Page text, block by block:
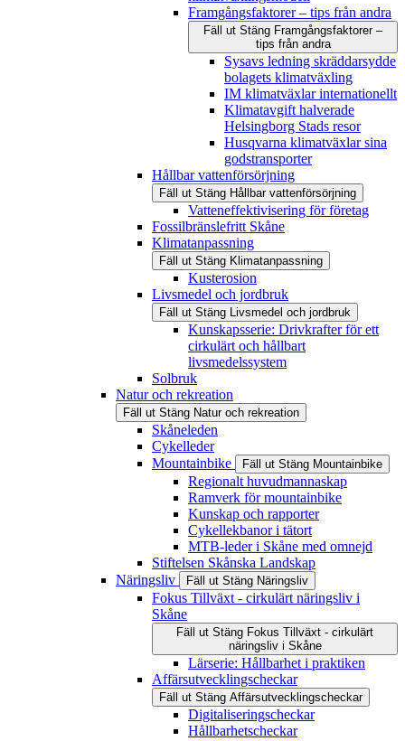
Framgångsfaktorer – tips från andra
Fäll ut Stäng Framgångsfaktorer –
tips från andra
Sysavs ledning skräddarsydde
bolagets klimatväxling
IM klimatväxlar internationellt
Klimatavgift halverade
Helsingborg Stads resor
Husqvarna klimatväxlar sina
godstransporter
Hållbar vattenförsörjning
Fäll ut Stäng Hållbar vattenförsörjning
Vatteneffektivisering för företag
Fossilbränslefritt Skåne
Klimatanpassning
Fäll ut Stäng Klimatanpassning
Kusterosion
Livsmedel och jordbruk
Fäll ut Stäng Livsmedel och jordbruk
Kunskapsserie: Drivkrafter för ett
cirkulärt och hållbart
livsmedelssystem
Solbruk
Natur och rekreation
Fäll ut Stäng Natur och rekreation
Skåneleden
Cykelleder
Mountainbike
Fäll ut Stäng Mountainbike
Regionalt huvudmannaskap
Ramverk för mountainbike
Kunskap och rapporter
Cykellekbanor i tätort
MTB-leder i Skåne med omnejd
Stiftelsen Skånska Landskap
Näringsliv
Fäll ut Stäng Näringsliv
Fokus Tillväxt - cirkulärt näringsliv i
Skåne
Fäll ut Stäng Fokus Tillväxt - cirkulärt
näringsliv i Skåne
Lärserie: Hållbarhet i praktiken
Affärsutvecklingscheckar
Fäll ut Stäng Affärsutvecklingscheckar
Digitaliseringscheckar
Hållbarhetscheckar